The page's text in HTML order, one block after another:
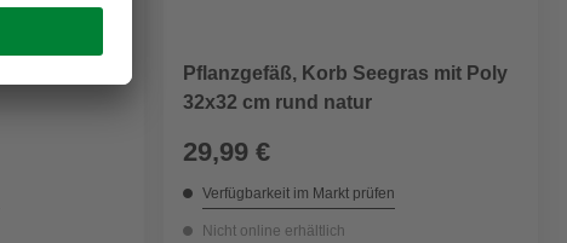
Pflanzgefäß, Korb Seegras mit Poly
32x32 cm rund natur
29,99 €
Verfügbarkeit im Markt prüfen
Nicht online erhältlich